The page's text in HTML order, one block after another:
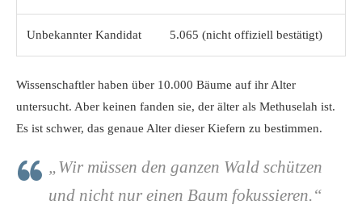
Unbekannter Kandidat 5.065 (nicht offiziell bestätigt)
Wissenschaftler haben über 10.000 Bäume auf ihr Alter
untersucht. Aber keinen fanden sie, der älter als Methuselah ist.
Es ist schwer, das genaue Alter dieser Kiefern zu bestimmen.
„Wir müssen den ganzen Wald schützen
und nicht nur einen Baum fokussieren.“